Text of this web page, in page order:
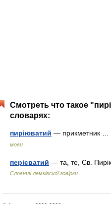
Смотреть что такое
словарях:
пиріюватий — прикметник …
мови
перієватий — та, те, Св.
Словник лемківскої говірки